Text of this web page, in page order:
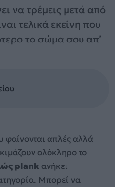
να τρέμεις μετά από
τελικά εκείνη που
το σώμα σου απ’
φαίνονται απλές αλλά
ολόκληρο το
plank ανήκει
Μπορεί να